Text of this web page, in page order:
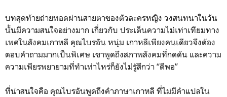
บทสุดท้ายถ่ายทอดผ่านสายตาของตัวละครหญิง วงสนทนาในวัน
นั้นมีความสนใจอย่างมาก เกี่ยวกับ ประเด็นความไม่เท่าเทียมทาง
เพศในสังคมเกาหลี คุณไบรอัน หนุ่ม เกาหลีเพียงคนเดียวจึงต้อง
ตอบคำถามมากเป็นพิเศษ เขาพูดถึงสภาพสังคมที่กดดัน และความ
ความเพียรพยายามที่ทำเท่าไหร่ก็ยังไม่รู้สึกว่า “ดีพอ”
ที่น่าสนใจคือ คุณไบรอันพูดถึงคำภาษาเกาหลี ที่ไม่มีคำแปลใน